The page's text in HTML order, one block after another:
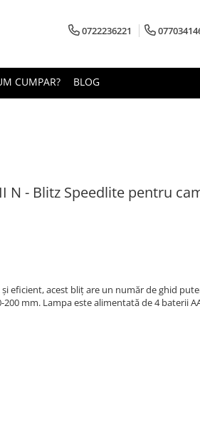
0722236221
CUMPAR? BLOG
N - Blitz Speedlite pentru
eficient, acest bliț are un număr de ghid
mm. Lampa este alimentată de 4 baterii